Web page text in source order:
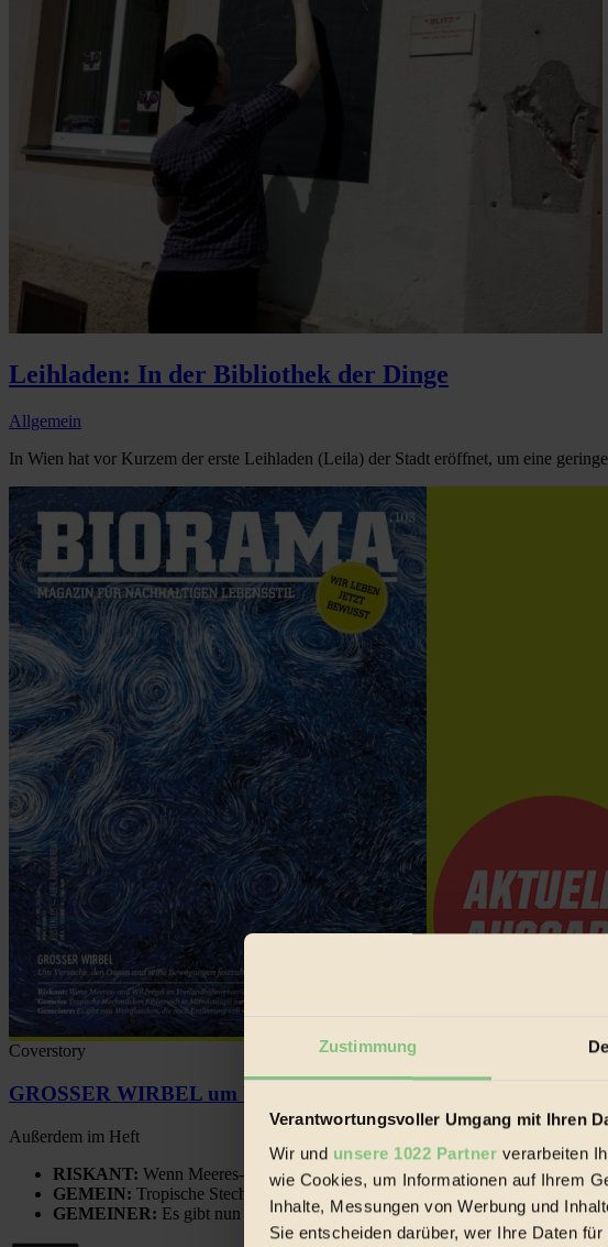
Zustimmung
Verantwortungsvoller Umgang mit Ihren
Wir und unsere 1022 Partner verarbeiten
wie Cookies, um Informationen auf Ihrem
Inhalte, Messungen von Werbung und
Sie entscheiden darüber, wer Ihre Daten
Leihladen: In der Bibliothek der Dinge
Allgemein
In Wien hat vor Kurzem der erste Leihladen (Leila) der Stadt eröffnet, um eine
Coverstory
GROSSER WIRBEL um Versuche, den Ozean und seine
Außerdem im Heft
RISKANT: Wenn Meeres- und Wildvögel im Freilandhühnerbetrieb
GEMEIN: Tropische Stechmücken fühlen sich in Mitteleuropa inziwschen oft
GEMEINER: Es gibt nun Weinflaschen, die nach Entleerung voll wieder zu